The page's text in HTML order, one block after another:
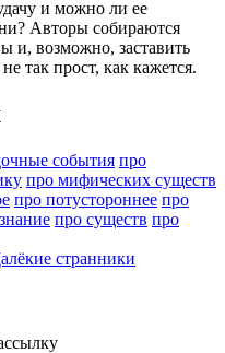
и можно ли ее
Авторы собираются
и, возможно, заставить
так прост, как кажется.
события про
про мифических существ
про потустороннее про
про существ про
странники